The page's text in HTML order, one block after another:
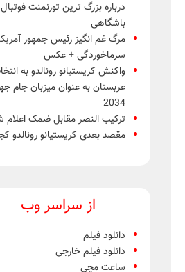
درباره بزرگ ترین تورنمنت فوتبال
باشگاهی
مرگ غم انگیز رئیس جمهور
سرماخوردگی + عکس
واکنش کریستیانو رونالدو به
عربستان به عنوان میزبان جام
2034
ترکیب النصر مقابل ضمک اعلام
مقصد بعدی کریستیانو رونالدو
از سراسر وب
دانلود فیلم
دانلود فیلم خارجی
ساعت مچی